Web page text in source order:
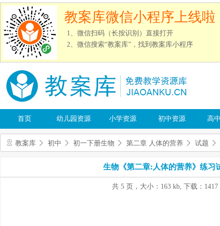
教案库微信小程序上线啦
1、微信扫码（长按识别）直接打开
2、微信搜索“教案库”，找到教案库小程序
首页 幼儿园资源 小学资源 初中资源 高
教案库 初中 初一下册生物 第二章 人体的营养 试题
生物《第二章:人体的营养》练习
共 5 页，大小：163 kb, 下载：1417